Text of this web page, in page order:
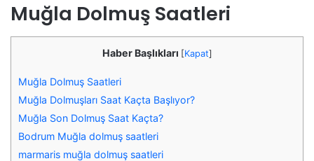
Muğla Dolmuş Saatleri
Haber Başlıkları [Kapat]
Muğla Dolmuş Saatleri
Muğla Dolmuşları Saat Kaçta Başlıyor?
Muğla Son Dolmuş Saat Kaçta?
Bodrum Muğla dolmuş saatleri
marmaris muğla dolmuş saatleri